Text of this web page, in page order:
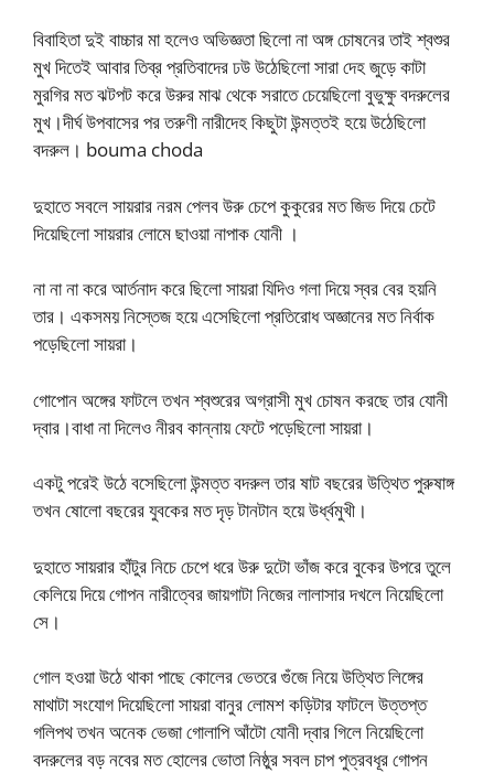
বিবাহিতা দুই বাচ্চার মা হলেও অভিজ্ঞতা ছিলো না অঙ্গ চোষনের তাই শ্বশুর
মুখ দিতেই আবার তিব্র প্রতিবাদের ঢউ উঠেছিলো সারা দেহ জুড়ে কাটা
মুরগির মত ঝটপট করে উরুর মাঝ থেকে সরাতে চেয়েছিলো বুভুক্ষু বদরুলের
মুখ।দীর্ঘ উপবাসের পর তরুণী নারীদেহ কিছুটা উন্মত্তই হয়ে উঠেছিলো
বদরুল। bouma choda
দুহাতে সবলে সায়রার নরম পেলব উরু চেপে কুকুরের মত জিভ দিয়ে চেটে
দিয়েছিলো সায়রার লোমে ছাওয়া নাপাক যোনী ।
না না না করে আর্তনাদ করে ছিলো সায়রা যিদিও গলা দিয়ে স্বর বের হয়নি
তার। একসময় নিস্তেজ হয়ে এসেছিলো প্রতিরোধ অজ্ঞানের মত নির্বাক
পড়েছিলো সায়রা।
গোপোন অঙ্গের ফাটলে তখন শ্বশুরের অগ্রাসী মুখ চোষন করছে তার যোনী
দ্বার।বাধা না দিলেও নীরব কান্নায় ফেটে পড়েছিলো সায়রা।
একটু পরেই উঠে বসেছিলো উন্মত্ত বদরুল তার ষাট বছরের উত্থিত পুরুষাঙ্গ
তখন ষোলো বছরের যুবকের মত দৃড় টানটান হয়ে উর্ধ্বমুখী।
দুহাতে সায়রার হাঁটুর নিচে চেপে ধরে উরু দুটো ভাঁজ করে বুকের উপরে তুলে
কেলিয়ে দিয়ে গোপন নারীত্বের জায়গাটা নিজের লালাসার দখলে নিয়েছিলো
সে।
গোল হওয়া উঠে থাকা পাছে কোলের ভেতরে গুঁজে নিয়ে উত্থিত লিঙ্গের
মাথাটা সংযোগ দিয়েছিলো সায়রা বানুর লোমশ কড়িটার ফাটলে উত্তপ্ত
গলিপথ তখন অনেক ভেজা গোলাপি আঁটো যোনী দ্বার গিলে নিয়েছিলো
বদরুলের বড় নবের মত হোলের ভোতা নিষ্ঠুর সবল চাপ পুত্রবধূর গোপন